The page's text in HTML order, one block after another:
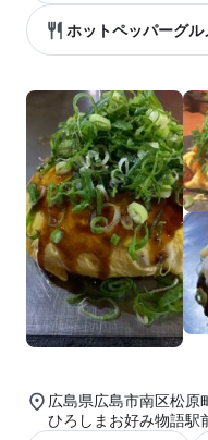
ホットペッパーグル
広島県広島市南区松原
ひろしまお好み物語駅